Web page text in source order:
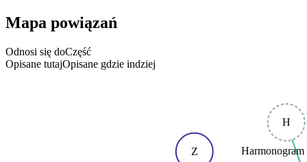
Mapa powiązań
Odnosi się doCzęść
Opisane tutajOpisane gdzie indziej
H
Harmonogram
Z